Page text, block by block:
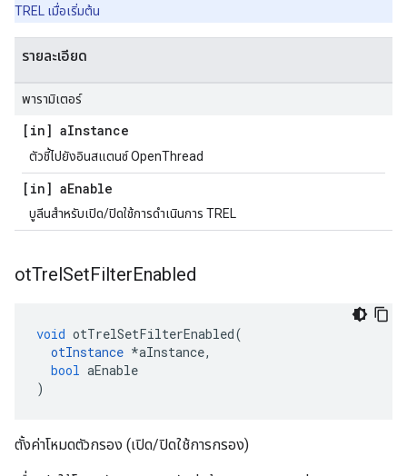
TREL เมื่อเริ่มต้น
รายละเอียด
พารามิเตอร์
[in] aInstance
ตัวชี้ไปยังอินสแตนซ์ OpenThread
[in] aEnable
บูลีนสำหรับเปิด/ปิดใช้การดำเนินการ TREL
otTrelSetFilterEnabled
void otTrelSetFilterEnabled(
otInstance *aInstance,
bool aEnable
)
ตั้งค่าโหมดตัวกรอง (เปิด/ปิดใช้การกรอง)